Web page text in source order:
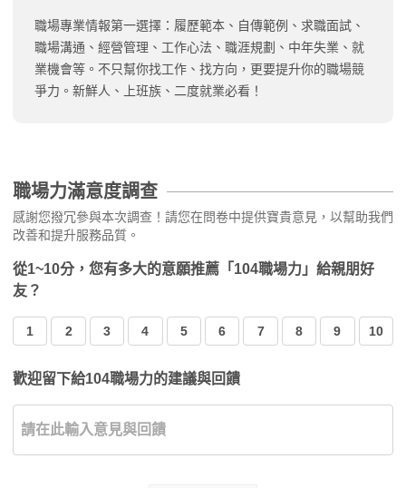
職場專業情報第一選擇：履歷範本、自傳範例、求職面試、
職場溝通、經營管理、工作心法、職涯規劃、中年失業、就
業機會等。不只幫你找工作、找方向，更要提升你的職場競
爭力。新鮮人、上班族、二度就業必看！
職場力滿意度調查
感謝您撥冗參與本次調查！請您在問卷中提供寶貴意見，以幫助我們
改善和提升服務品質。
從1~10分，您有多大的意願推薦「104職場力」給親朋好
友？
1 2 3 4 5 6 7 8 9 10
歡迎留下給104職場力的建議與回饋